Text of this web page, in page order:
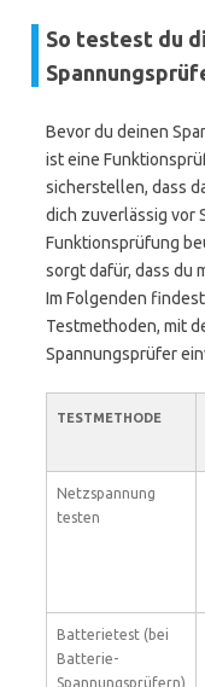
So testest du
Bevor du deinen
ist eine
sicherstellen, dass
dich zuverlässig vor
Funktionsprüfung
sorgt dafür, dass du
Im Folgenden
Testmethoden, mit
Spannungsprüfer
TESTMETHODE
Netzspannung
testen
Batterietest (bei
Batterie-
Spannungsprüfern)